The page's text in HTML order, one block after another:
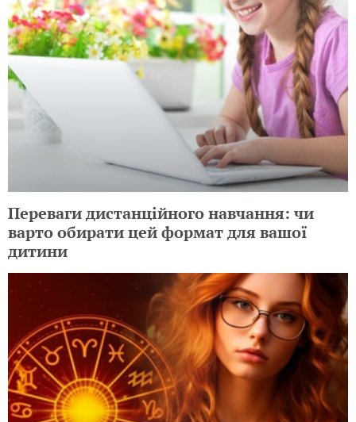
Переваги дистанційного навчання: чи
варто обирати цей формат для вашої
дитини